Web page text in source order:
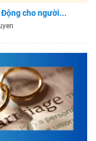
cho người...